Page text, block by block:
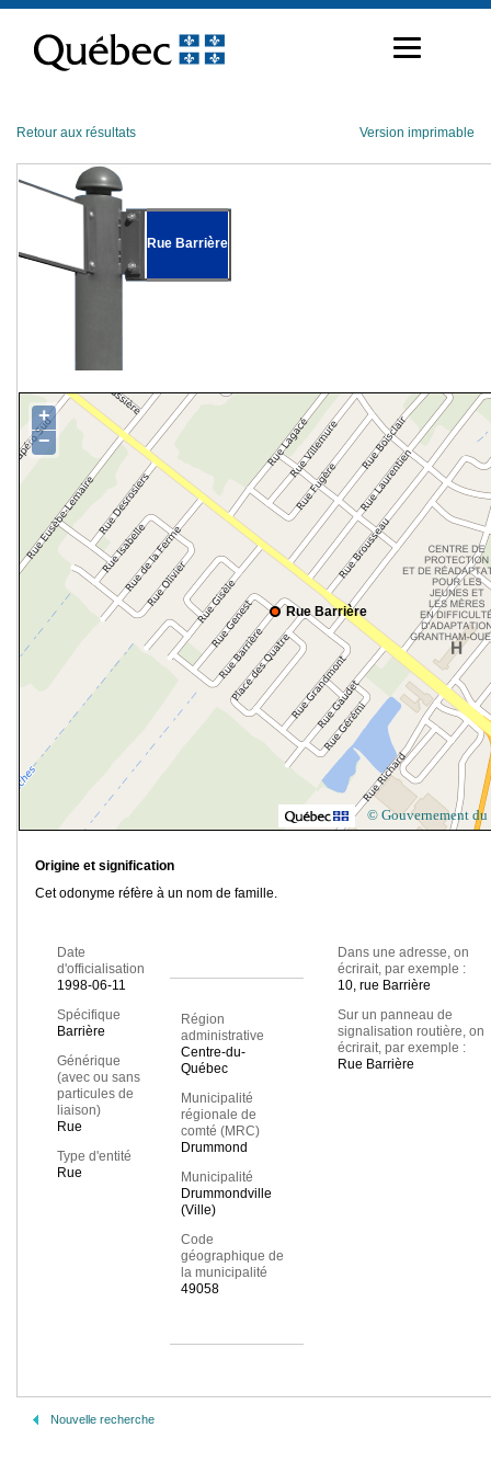
contenu
Retour aux résultats Version imprimable
Rue Barrière
Rue Barrière
+
−
© Gouvernement du
Origine et signification
Cet odonyme réfère à un nom de famille.
Date
d'officialisation
1998-06-11
Spécifique
Barrière
Générique
(avec ou sans
particules de
liaison)
Rue
Type d'entité
Rue
Région
administrative
Centre-du-
Québec
Municipalité
régionale de
comté (MRC)
Drummond
Municipalité
Drummondville
(Ville)
Code
géographique de
la municipalité
49058
Dans une adresse, on
écrirait, par exemple :
10, rue Barrière
Sur un panneau de
signalisation routière, on
écrirait, par exemple :
Rue Barrière
Nouvelle recherche